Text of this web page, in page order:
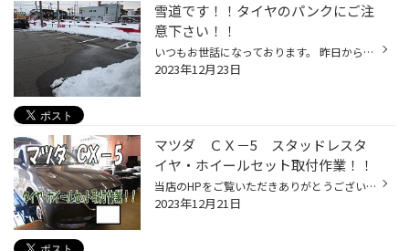
雪道です！！タイヤのパンクにご注
意下さい！！
いつもお世話になっております。 昨日から今日にかけて雪が多く降り、積雪も増えましたね(^-^; 雪が積もってお車の運転にもより注意が必要な季節になってきました… 雪道では縁石やミゾとの境界が分かりづらく、車のアンダーカバーから外れたネジなどが道に落ちていることが降雪、積雪前よりも増えて...
2023年12月23日
マツダ ＣＸ－5 スタッドレスタ
イヤ・ホイールセット取付作業！！
当店のHPをご覧いただきありがとうございます！！(#^^#) 今回はマツダ CX-5のタイヤ・ホイールセット取付作業の様子をご紹介します！！ お車をリフトアップしたのち、タイヤ・ホイールを取り付ける部分を清掃して取付の準備をしていきます 今回はこちらのブリザックDM-V3とエコフォルムSE23のホイー...
2023年12月21日